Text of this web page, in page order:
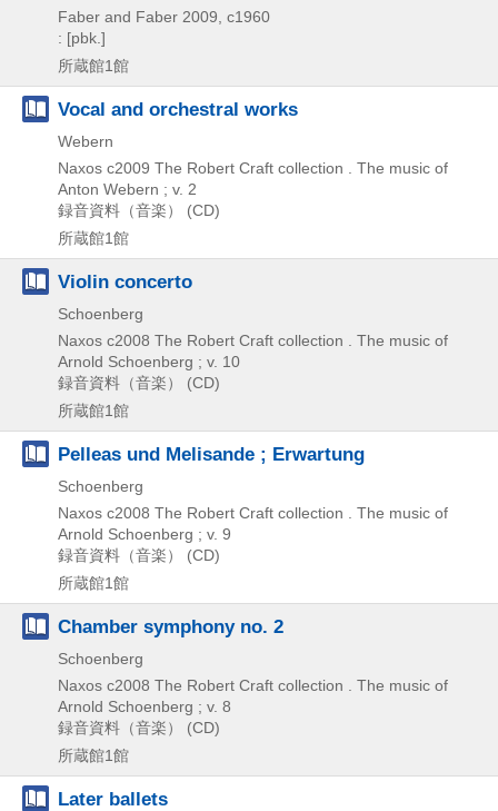
Faber and Faber 2009, c1960
: [pbk.]
所蔵館1館
Vocal and orchestral works
Webern
Naxos c2009 The Robert Craft collection . The music of
Anton Webern ; v. 2
録音資料（音楽） (CD)
所蔵館1館
Violin concerto
Schoenberg
Naxos c2008 The Robert Craft collection . The music of
Arnold Schoenberg ; v. 10
録音資料（音楽） (CD)
所蔵館1館
Pelleas und Melisande ; Erwartung
Schoenberg
Naxos c2008 The Robert Craft collection . The music of
Arnold Schoenberg ; v. 9
録音資料（音楽） (CD)
所蔵館1館
Chamber symphony no. 2
Schoenberg
Naxos c2008 The Robert Craft collection . The music of
Arnold Schoenberg ; v. 8
録音資料（音楽） (CD)
所蔵館1館
Later ballets